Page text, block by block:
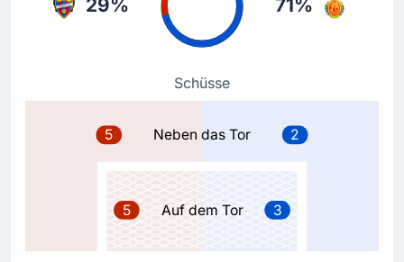
bringen Jan Virgili.
Trainer Martin Demichelis nimmt seinen ersten Wechsel
29% 71%
Schüsse
5 Neben das Tor 2
5 Auf dem Tor 3